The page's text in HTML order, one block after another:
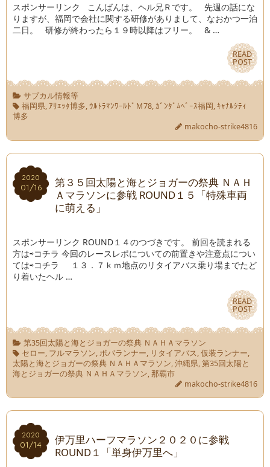
スポンサーリンク こんばんは、ヘル兄Ｒです。 先週の話にな
りますが、福岡で会社に関する研修がありまして、なおかつ一泊
二日。 研修が終わったら１９時以降はフリー。 & …
READ
POST
READ
POST
サブカル情報等
福岡県,ｱﾘｴｯﾀ博多, ｳﾙﾄﾗﾏﾝﾜｰﾙﾄﾞＭ78,ｶﾞﾝﾀﾞﾑﾍﾞｰｽ福岡,ｷｬﾅﾙｼﾃｨ
博多
makocho-strike4816
2020
01/16
2020
01/16
第３５回太陽と海とジョガーの祭典 ＮＡＨ
Ａマラソンに参戦 ROUND１５「特殊車両
に萌える」
スポンサーリンク ROUND１４のつづきです。 前回を読まれる
方は⇨コチラ 今回のレースレポについての前置きや注意点につい
ては⇨コチラ １３．７ｋｍ地点のリタイアバス乗り場までたど
り着いたヘル …
READ
POST
READ
POST
第35回太陽と海とジョガーの祭典 ＮＡＨＡマラソン
セロー, フルマラソン,ボバランナー, リタイアバス,仮装ランナー,
太陽と海とジョガーの祭典 ＮＡＨＡマラソン,沖縄県,第35回太陽と
海とジョガーの祭典 ＮＡＨＡマラソン,那覇市
makocho-strike4816
2020
01/14
2020
01/14
伊万里ハーフマラソン２０２０に参戦
ROUND１「単身伊万里へ」